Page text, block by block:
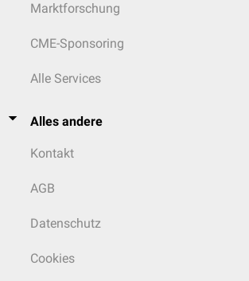
Marktforschung
CME-Sponsoring
Alle Services
Alles andere
Kontakt
AGB
Datenschutz
Cookies